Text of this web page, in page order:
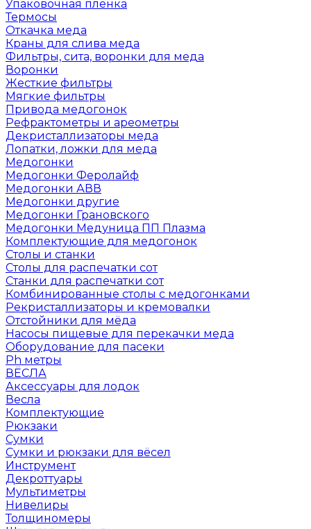
Упаковочная пленка
Термосы
Откачка меда
Краны для слива меда
Фильтры, сита, воронки для меда
Воронки
Жесткие фильтры
Мягкие фильтры
Привода медогонок
Рефрактометры и ареометры
Декристаллизаторы меда
Лопатки, ложки для меда
Медогонки
Медогонки Феролайф
Медогонки АВВ
Медогонки другие
Медогонки Грановского
Медогонки Медуница ПП Плазма
Комплектующие для медогонок
Столы и станки
Столы для распечатки сот
Станки для распечатки сот
Комбинированные столы с медогонками
Рекристаллизаторы и кремовалки
Отстойники для мёда
Насосы пищевые для перекачки меда
Оборудование для пасеки
Ph метры
ВЁСЛА
Аксессуары для лодок
Весла
Комплектующие
Рюкзаки
Сумки
Сумки и рюкзаки для вёсел
Инструмент
Декроттуары
Мультиметры
Нивелиры
Толщиномеры